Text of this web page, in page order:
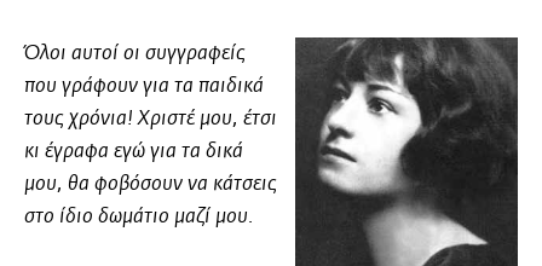
Όλοι αυτοί οι συγγραφείς
που γράφουν για τα παιδικά
τους χρόνια! Χριστέ μου, έτσι
κι έγραφα εγώ για τα δικά
μου, θα φοβόσουν να κάτσεις
στο ίδιο δωμάτιο μαζί μου.